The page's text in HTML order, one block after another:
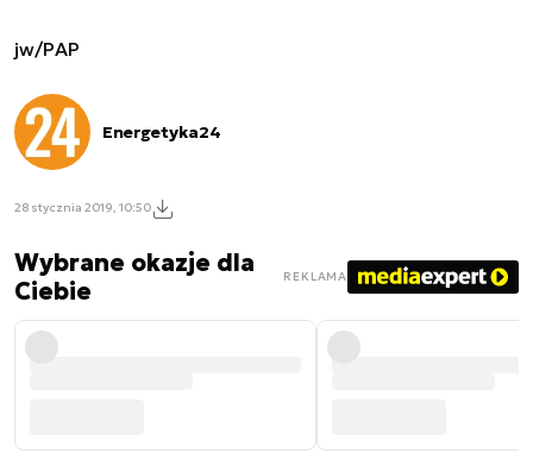
jw/PAP
Energetyka24
28 stycznia 2019, 10:50
Wybrane okazje dla
Ciebie
REKLAMA